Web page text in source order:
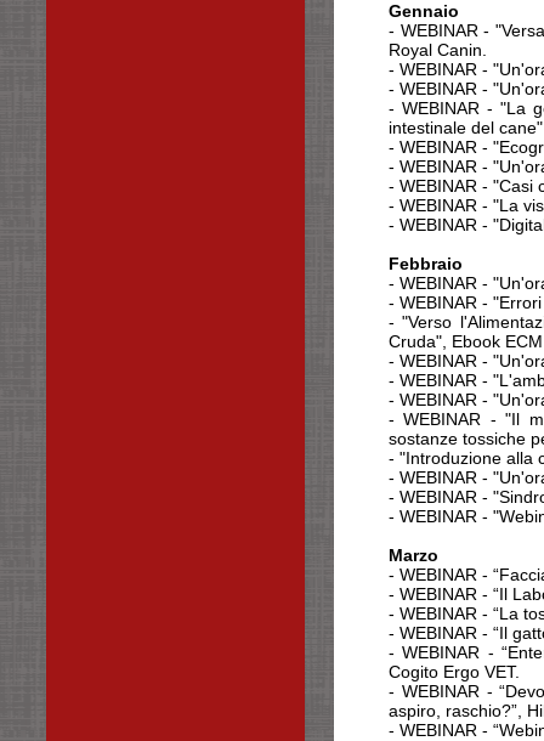
Gennaio
- WEBINAR -
Royal Canin.
- WEBINAR -
- WEBINAR -
- WEBINAR - "La
intestinale del
- WEBINAR -
- WEBINAR -
- WEBINAR - "Casi
- WEBINAR - "La
- WEBINAR -
Febbraio
- WEBINAR -
- WEBINAR -
- "Verso
Cruda", Ebook
- WEBINAR -
- WEBINAR -
- WEBINAR -
- WEBINAR - "Il
sostanze tossiche
- "Introduzione alla
- WEBINAR -
- WEBINAR -
- WEBINAR -
Marzo
- WEBINAR -
- WEBINAR - “Il
- WEBINAR - “La
- WEBINAR - “Il
- WEBINAR -
Cogito Ergo VET.
- WEBINAR -
aspiro, raschio?”,
- WEBINAR -